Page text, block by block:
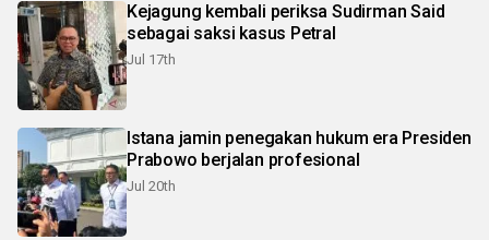
Kejagung kembali periksa Sudirman Said
sebagai saksi kasus Petral
Jul 17th
Istana jamin penegakan hukum era Presiden
Prabowo berjalan profesional
Jul 20th